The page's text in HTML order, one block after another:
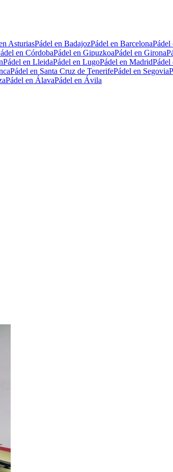
AsturiasPádel en BadajozPádel en BarcelonaPádel
en CórdobaPádel en GipuzkoaPádel en Girona
Pádel en LleidaPádel en LugoPádel en MadridPádel
Pádel en Santa Cruz de TenerifePádel en Segovia
Pádel en ÁlavaPádel en Ávila